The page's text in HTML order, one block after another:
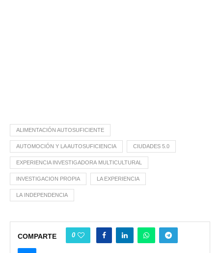
ALIMENTACIÓN AUTOSUFICIENTE
AUTOMOCIÓN Y LA AUTOSUFICIENCIA CIUDADES 5.0
EXPERIENCIA INVESTIGADORA MULTICULTURAL
INVESTIGACION PROPIA LA EXPERIENCIA
LA INDEPENDENCIA
COMPARTE 0